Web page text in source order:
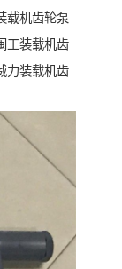
载机齿轮泵
工装载机齿
力装载机齿